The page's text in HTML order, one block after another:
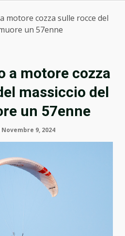
motore cozza sulle rocce del
un 57enne
a motore cozza
massiccio del
un 57enne
Novembre 9, 2024